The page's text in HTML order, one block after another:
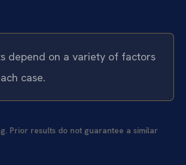
depend on a variety of factors
case.
Prior results do not guarantee a similar